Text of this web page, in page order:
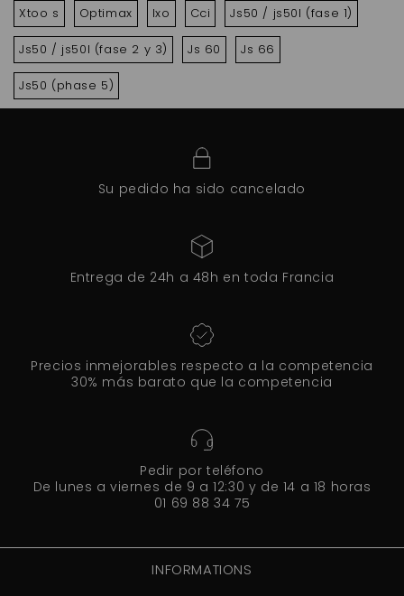
Xtoo s Optimax Ixo Cci Js50 / js50l (fase 1)
Js50 / js50l (fase 2 y 3) Js 60 Js 66
Js50 (phase 5)
Su pedido ha sido cancelado
Entrega de 24h a 48h en toda Francia
Precios inmejorables respecto a la competencia
30% más barato que la competencia
Pedir por teléfono
De lunes a viernes de 9 a 12:30 y de 14 a 18 horas
01 69 88 34 75
INFORMATIONS